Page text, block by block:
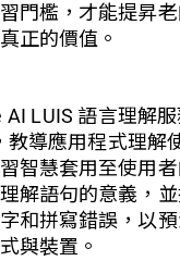
門檻，才能提昇
正的價值。
LUIS 語言理解
教導應用程式理解
智慧套用至使用
解語句的意義，
和拼寫錯誤，以預
與裝置。